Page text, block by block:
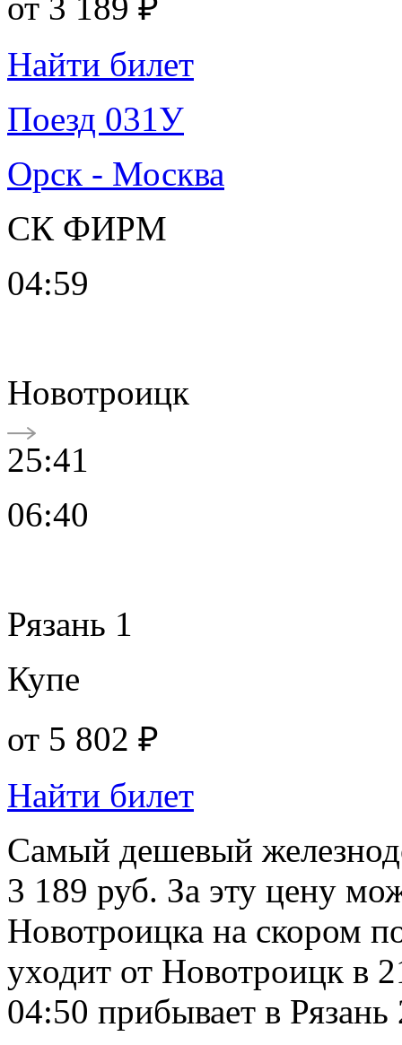
Найти билет
Поезд 031У
Орск - Москва
СК ФИРМ
04:59
Новотроицк
25:41
06:40
Рязань 1
Купе
от 5 802 ₽
Найти билет
Самый дешевый
3 189 руб. За эту цену
Новотроицка на скором
уходит от Новотроицк в
04:50 прибывает в Рязань